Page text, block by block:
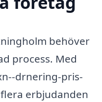
behöver
process. Med
drnering-pris-
erbjudanden